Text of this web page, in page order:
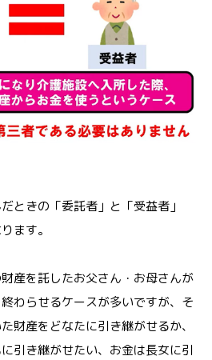
ときの「委託者」と「受益者」
ます。
産を託したお父さん・お母さんが
わらせるケースが多いですが、そ
財産をどなたに引き継がせるか、
引き継がせたい、お金は長女に引